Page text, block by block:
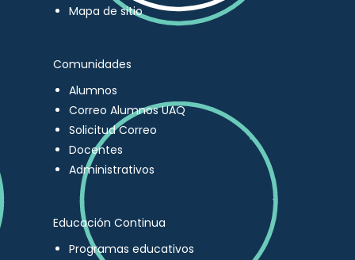
Mapa de sitio
Comunidades
Alumnos
Correo Alumnos UAQ
Solicitud Correo
Docentes
Administrativos
Educación Continua
Programas educativos